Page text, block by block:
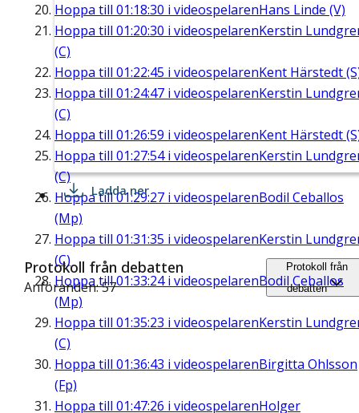
Hoppa till 01:18:30 i videospelarenHans Linde (V)
Hoppa till 01:20:30 i videospelarenKerstin
(C)
Hoppa till 01:22:45 i videospelarenKent Härstedt
Hoppa till 01:24:47 i videospelarenKerstin
(C)
Hoppa till 01:26:59 i videospelarenKent Härstedt
Hoppa till 01:27:54i videospelarenKerstin
(C)
Hoppa till01:29:27 i videospelarenBodil Ceballos
(Mp)
Hoppa till 01:31:35 i videospelarenKerstin
(C)
Hoppa till01:33:24i videospelarenBodil Ceballos
(Mp)
Hoppa till 01:35:23 i videospelarenKerstin
(C)
Hoppa till 01:36:43 i videospelarenBirgitta Ohlsson
(Fp)
Hoppa till 01:47:26 i videospelarenHolger
Ladda ner
Protokoll från debatten
Anföranden: 57
Protokoll från
debatten